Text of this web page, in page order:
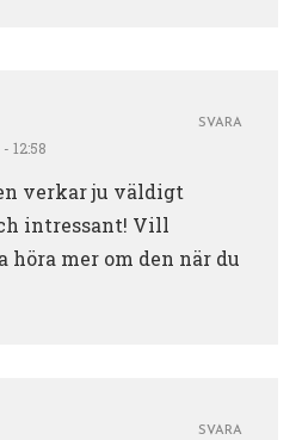
12:58
verkar ju väldigt
intressant! Vill
höra mer om den när du
SVARA
SVARA